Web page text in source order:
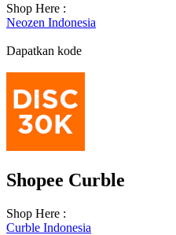
Shop Here :
Neozen Indonesia
Dapatkan kode
Shopee Curble
Shop Here :
Curble Indonesia